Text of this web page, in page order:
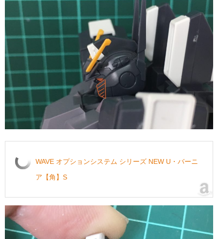
WAVE オプションシステム シリーズ NEW U・バーニ
ア【角】S